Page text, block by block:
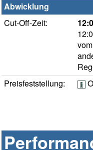
Abwicklung
Cut-Off-Zeit:
Preisfeststellung: